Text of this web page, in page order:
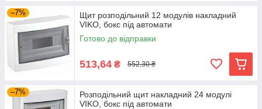
–7%
Щит розподільний 12 модулів накладний
VIKO, бокс під автомати
Готово до відправки
513,64 ₴ 552,30 ₴
–7%
Розподільний щит накладний 24 модулі
VIKO, бокс під автомати